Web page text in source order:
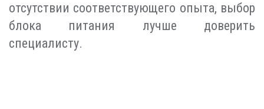
отсутствии соответствующего опыта, выбор
блока питания лучше доверить
специалисту.